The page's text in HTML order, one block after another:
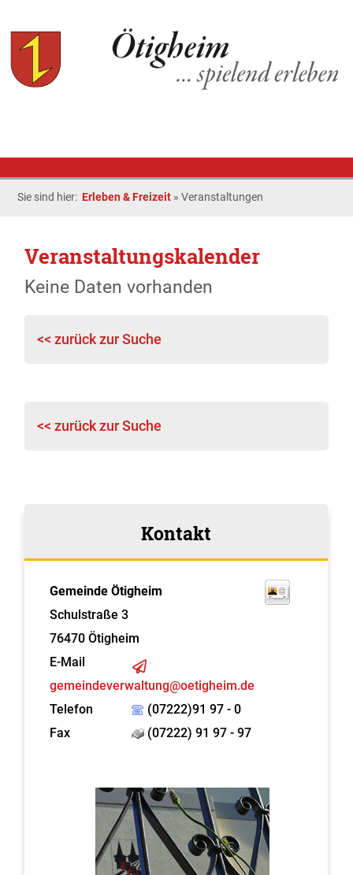
Sie sind hier: Erleben & Freizeit »Veranstaltungen
Veranstaltungskalender
Keine Daten vorhanden
<< zurück zur Suche
<< zurück zur Suche
Kontakt
Gemeinde Ötigheim
Schulstraße 3
76470 Ötigheim
E-Mail
gemeindeverwaltung@oetigheim.de
Telefon
(07222)91 97 - 0
Fax
(07222) 91 97 - 97